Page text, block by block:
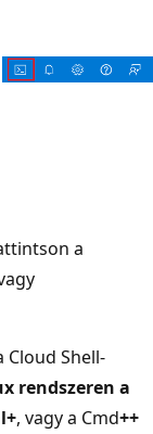
a
Cloud Shell-
rendszeren a
+, vagy a Cmd++